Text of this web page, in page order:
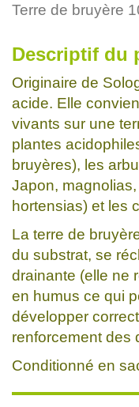
Terre de bruyère
Descriptif du
Originaire de
acide. Elle
vivants sur une
plantes
bruyères), les
Japon,
hortensias) et les
La terre de
du substrat, se
drainante (elle ne
en humus ce qui
développer
renforcement des
Conditionné en